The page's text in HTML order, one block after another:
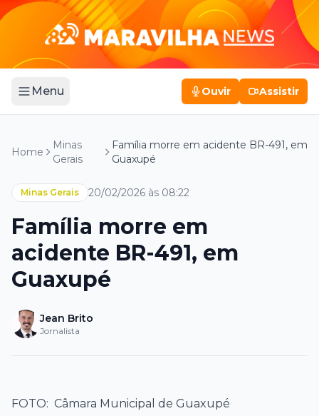
Menu Ouvir Assistir
Home
Minas
Gerais
Família morre em acidente BR-491, em
Guaxupé
Minas Gerais 20/02/2026 às 08:22
Família morre em
acidente BR-491, em
Guaxupé
Jean Brito
Jornalista
FOTO: Câmara Municipal de Guaxupé